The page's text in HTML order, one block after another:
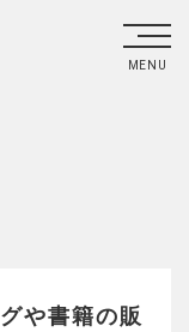
や書籍の販